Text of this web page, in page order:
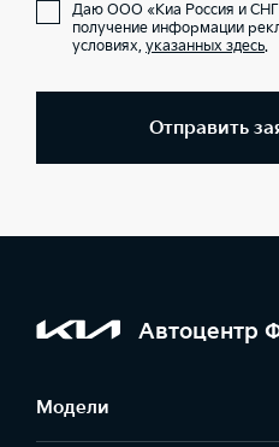
Даю ООО «Киа Россия и
получение информации
условиях, указанных здесь.
Отправить
Автоцентр
Модели